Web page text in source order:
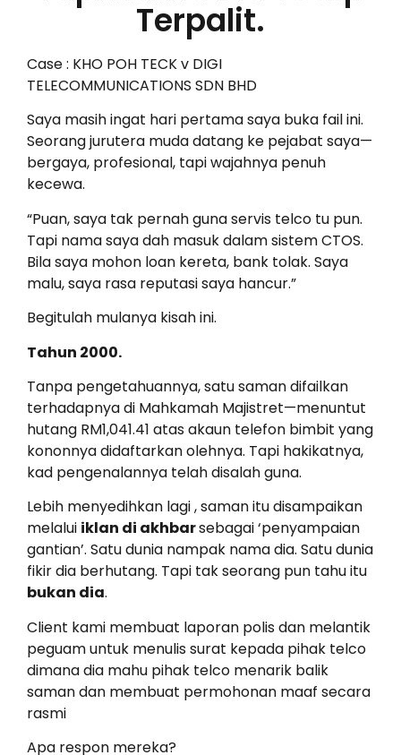
Terpalit.
Case : KHO POH TECK v DIGI
TELECOMMUNICATIONS SDN BHD
Saya masih ingat hari pertama saya buka fail ini.
Seorang jurutera muda datang ke pejabat saya—
bergaya, profesional, tapi wajahnya penuh
kecewa.
“Puan, saya tak pernah guna servis telco tu pun.
Tapi nama saya dah masuk dalam sistem CTOS.
Bila saya mohon loan kereta, bank tolak. Saya
malu, saya rasa reputasi saya hancur.”
Begitulah mulanya kisah ini.
Tahun 2000.
Tanpa pengetahuannya, satu saman difailkan
terhadapnya di Mahkamah Majistret—menuntut
hutang RM1,041.41 atas akaun telefon bimbit yang
kononnya didaftarkan olehnya. Tapi hakikatnya,
kad pengenalannya telah disalah guna.
Lebih menyedihkan lagi , saman itu disampaikan
melalui iklan di akhbarsebagai ‘penyampaian
gantian’. Satu dunia nampak nama dia. Satu dunia
fikir dia berhutang. Tapi tak seorang pun tahu itu
bukan dia.
Client kami membuat laporan polis dan melantik
peguam untuk menulis surat kepada pihak telco
dimana dia mahu pihak telco menarik balik
saman dan membuat permohonan maaf secara
rasmi
Apa respon mereka?